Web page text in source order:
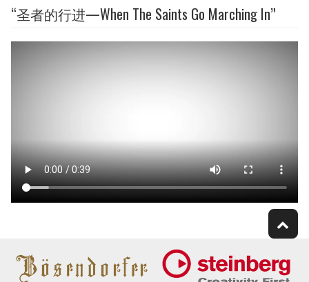
“圣者的行进—When The Saints Go Marching In”